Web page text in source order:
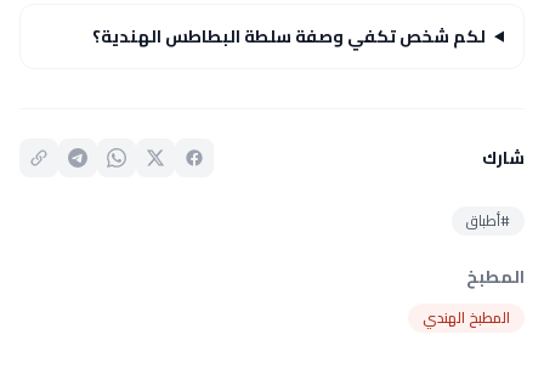
لكم شخص تكفي وصفة سلطة البطاطس الهندية؟
شارك
#أطباق
المطبخ
المطبخ الهندي